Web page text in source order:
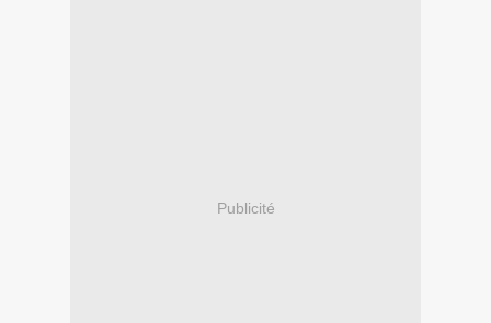
Publicité